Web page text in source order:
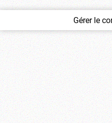
Gérer le